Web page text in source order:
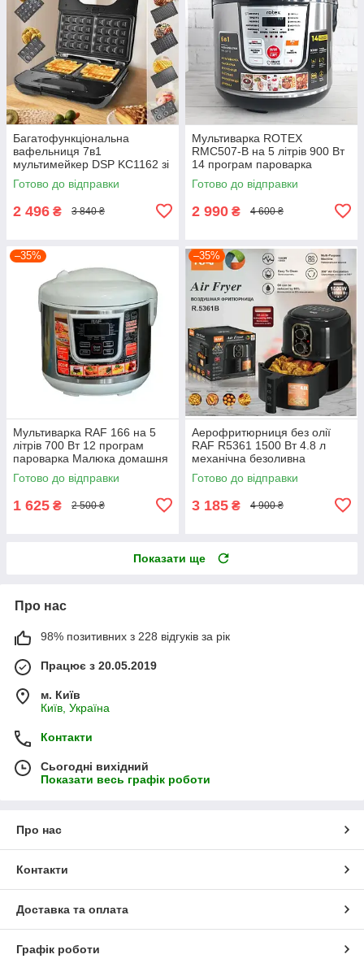
Багатофункціональна
вафельниця 7в1
мультимейкер DSP KC1162 зі
змінними панелями з
насадками сендвічниця гриль
Готово до відправки
2 496 ₴ 3 840 ₴
Мультиварка ROTEX
RMC507-B на 5 літрів 900 Вт
14 програм пароварка
рисова з нержавіючої сталі
Готово до відправки
2 990 ₴ 4 600 ₴
–35%
Мультиварка RAF 166 на 5
літрів 700 Вт 12 програм
пароварка Малюка домашня
з неіржавкої сталі
Готово до відправки
1 625 ₴ 2 500 ₴
–35%
Аерофритюрниця без олії
RAF R5361 1500 Вт 4.8 л
механічна безоливна
повітряна фритюрниця
Готово до відправки
3 185 ₴ 4 900 ₴
Показати ще
Про нас
98% позитивних з 228 відгуків за рік
Працює з 20.05.2019
м. Київ
Київ, Україна
Контакти
Сьогодні вихідний
Показати весь графік роботи
Про нас
Контакти
Доставка та оплата
Графік роботи